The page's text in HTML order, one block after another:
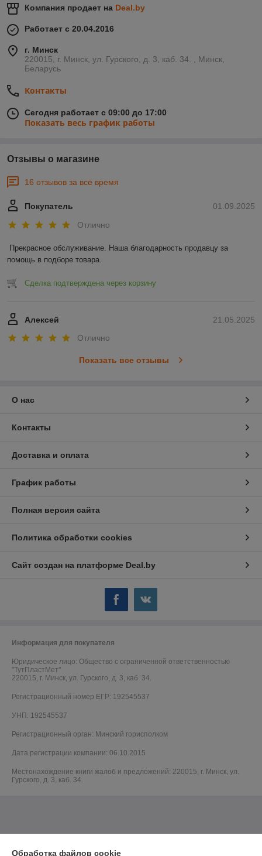
Компания продает на Deal.by
Работает с 20.04.2016
г. Минск
220015, г. Минск, ул. Гурского, д. 3, каб. 34. , Минск,
Беларусь
Контакты
Сегодня работает с 09:00 до 17:00
Показать весь график работы
Отзывы о магазине
16 отзывов за всё время
01.09.2025
Покупатель
Отлично
Прекрасное обслуживание. Наша благодарность продавцу за
помощь в подборе товара.
Сделка подтверждена через корзину
21.05.2025
Алексей
Отлично
Показать все отзывы
О нас
Контакты
Доставка и оплата
График работы
Полная версия сайта
Политика обработки cookies
Сайт создан на платформе Deal.by
Информация для покупателя
Юридическое лицо: Общество с ограниченной ответственностью
"ТутПластМет"
220015, г. Минск, ул. Гурского, д. 3, каб. 34.
Регистрационный номер ЕГР: 192545537
УНП: 192545537
Регистрационный орган: Минский горисполком
Дата регистрации компании: 06.10.2015
Местонахождение книги жалоб и предложений: 220015, г. Минск, ул.
Гурского, д. 3, каб. 34.
Обработка файлов cookie